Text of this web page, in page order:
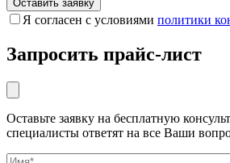
Я согласен с условиями политики
Запросить прайс-лист
Оставьте заявку на бесплатную
специалисты ответят на все Ваши